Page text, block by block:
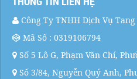
Công Ty TNHH Dịch Vụ
Mã Số : 0319106794
Số 5 Lô G, Phạm Văn Chí,
Số 3/84, Nguyễn Quý Anh,